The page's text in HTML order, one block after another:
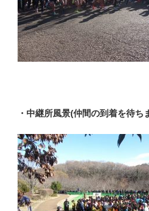
・中継所風景(仲間の到着を待ち